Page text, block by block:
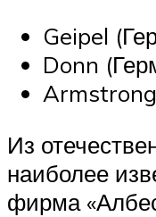
Geipel
Donn
Из
наиболее
фирма